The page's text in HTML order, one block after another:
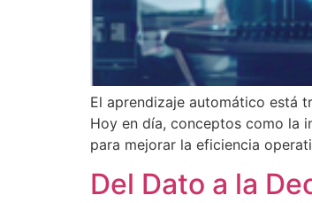
El aprendizaje automático está
Hoy en día, conceptos como la
para mejorar la eficiencia
Del Dato a la